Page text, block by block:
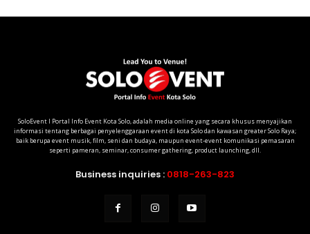
SoloEvent I Portal Info Event Kota Solo, adalah media online yang secara khusus menyajikan
informasi tentang berbagai penyelenggaraan event di kota Solo dan kawasan greater Solo Raya;
baik berupa event musik, film, seni dan budaya, maupun event-event komunikasi pemasaran
seperti pameran, seminar, consumer gathering, product launching, dll.
Business inquiries : 0818-263-823